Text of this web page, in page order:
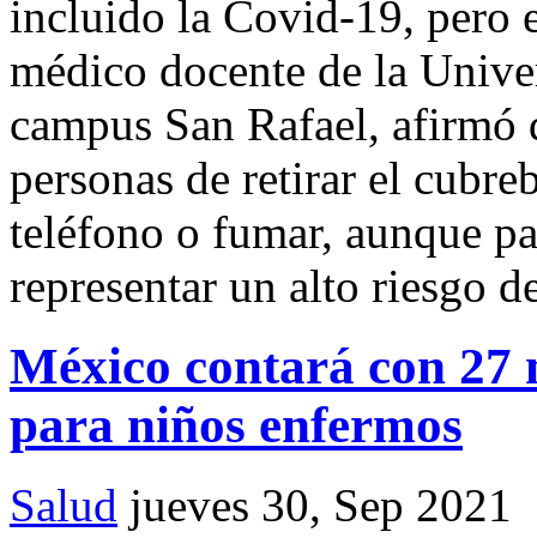
incluido la Covid-19, pero
médico docente de la
campus San Rafael,
personas de retirar el
teléfono o fumar, aunque
representar un alto riesgo
México contará con 27
para niños enfermos
Salud jueves 30, Sep 2021